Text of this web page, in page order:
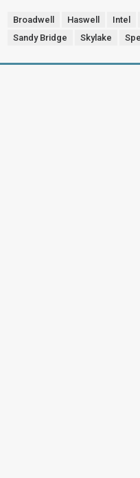
Broadwell Haswell Intel
Sandy Bridge
Skylake